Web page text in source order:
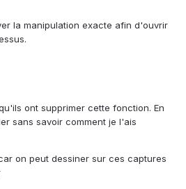
la manipulation exacte afin d'ouvrir
ont supprimer cette fonction. En
sans savoir comment je l'ais
on peut dessiner sur ces captures